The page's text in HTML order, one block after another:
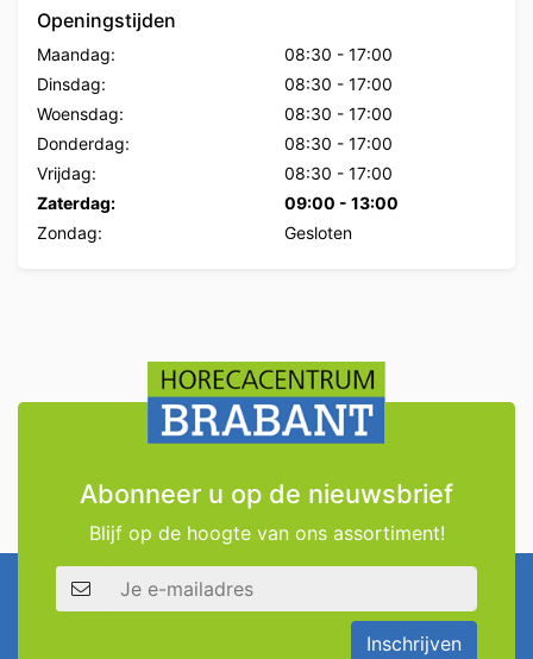
Openingstijden
Maandag: 08:30 - 17:00
Dinsdag:
08:30 - 17:00
Woensdag:
08:30 - 17:00
Donderdag:
08:30 - 17:00
Vrijdag:
08:30 - 17:00
Zaterdag:
09:00 - 13:00
Zondag:
Gesloten
Abonneer u op de nieuwsbrief
Blijf op de hoogte van ons assortiment!
E-mailadres
Inschrijven